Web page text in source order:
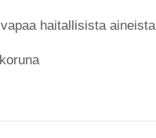
haitallisista aineista